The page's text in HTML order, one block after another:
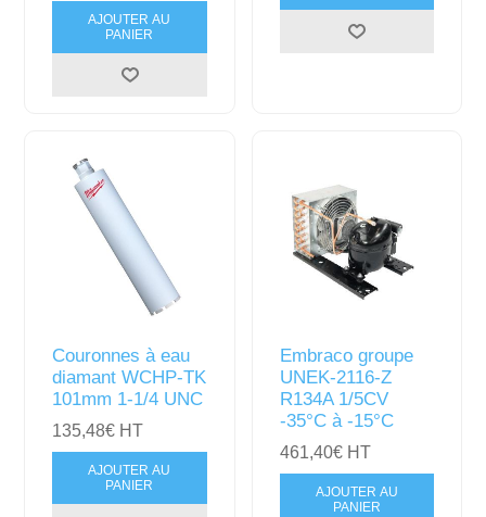
AJOUTER AU
PANIER
Couronnes à eau
diamant WCHP-TK
101mm 1-1/4 UNC
135,48€ HT
AJOUTER AU
PANIER
Embraco groupe
UNEK-2116-Z
R134A 1/5CV
-35°C à -15°C
461,40€ HT
AJOUTER AU
PANIER